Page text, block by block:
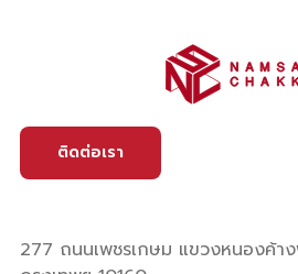
ติดต่อเรา
277 ถนนเพชรเกษม แขวงหนองค้า